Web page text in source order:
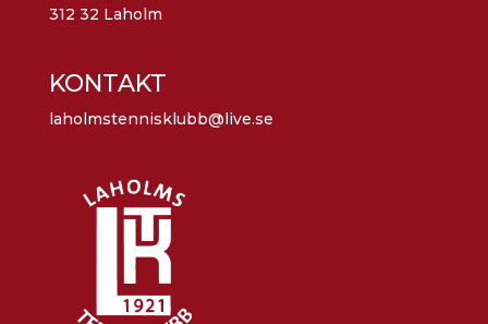
312 32 Laholm
KONTAKT
laholmstennisklubb@live.se